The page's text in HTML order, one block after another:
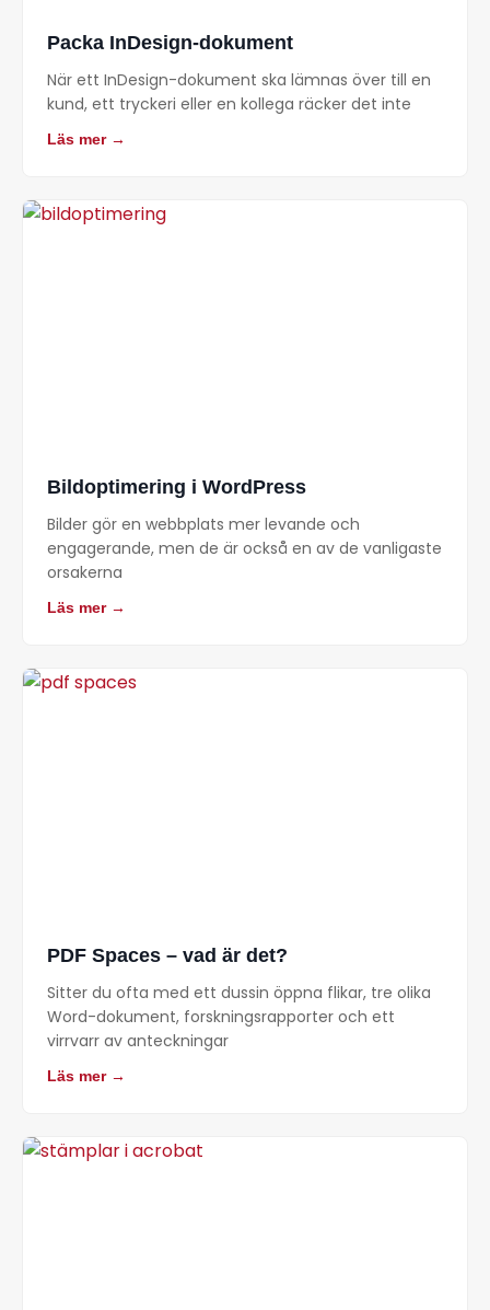
Packa InDesign-dokument
När ett InDesign-dokument ska lämnas över till en
kund, ett tryckeri eller en kollega räcker det inte
Läs mer →
Bildoptimering i WordPress
Bilder gör en webbplats mer levande och
engagerande, men de är också en av de vanligaste
orsakerna
Läs mer →
PDF Spaces – vad är det?
Sitter du ofta med ett dussin öppna flikar, tre olika
Word-dokument, forskningsrapporter och ett
virrvarr av anteckningar
Läs mer →